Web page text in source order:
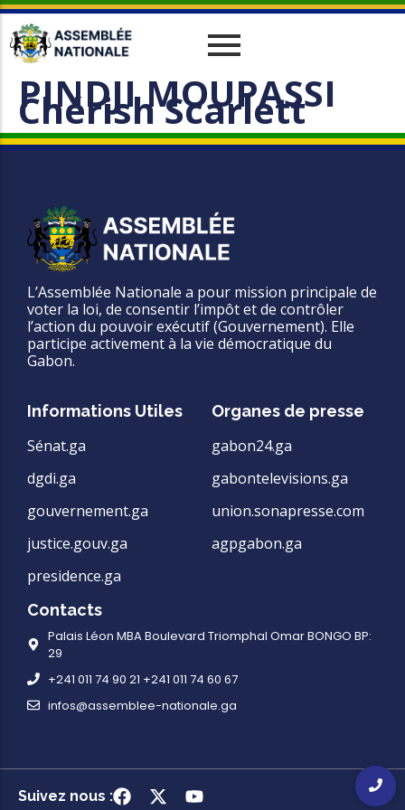
Historique
Missions
Organes
Vos Députés
Travaux
parlementaires
Relations Interparlementaires
Actualités
Evènements
Phototèque
PINDJI MOUPASSI
Chérish Scarlett
L’Assemblée Nationale a pour mission principale de
voter la loi, de consentir l’impôt et de contrôler
l’action du pouvoir exécutif (Gouvernement). Elle
participe activement à la vie démocratique du
Gabon.
Informations Utiles
Sénat.ga
dgdi.ga
gouvernement.ga
justice.gouv.ga
presidence.ga
Organes de presse
gabon24.ga
gabontelevisions.ga
union.sonapresse.com
agpgabon.ga
Contacts
Palais Léon MBA Boulevard Triomphal Omar BONGO BP:
29
+241 011 74 90 21 +241 011 74 60 67
infos@assemblee-nationale.ga
Suivez nous :